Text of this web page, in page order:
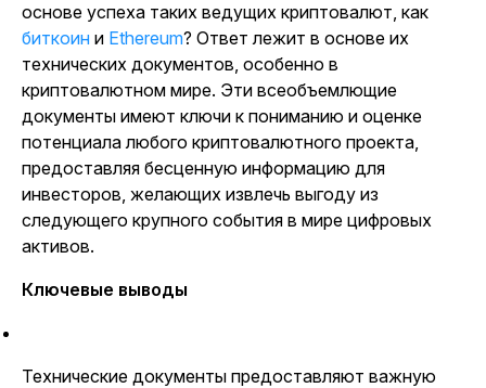
основе успеха таких ведущих криптовалют, как
биткоин и Ethereum? Ответ лежит в основе их
технических документов, особенно в
криптовалютном мире. Эти всеобъемлющие
документы имеют ключи к пониманию и оценке
потенциала любого криптовалютного проекта,
предоставляя бесценную информацию для
инвесторов, желающих извлечь выгоду из
следующего крупного события в мире цифровых
активов.
Ключевые выводы
Технические документы предоставляют важную